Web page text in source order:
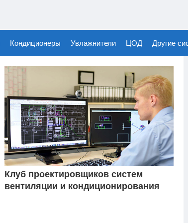
Кондиционеры Увлажнители ЦОД Другие
Клуб проектировщиков систем
вентиляции и кондиционирования